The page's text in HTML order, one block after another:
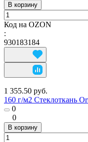
В корзину
Код на OZON
:
930183184
1 355.50 руб.
160 г/м2 Стеклоткань
0
0
В корзину